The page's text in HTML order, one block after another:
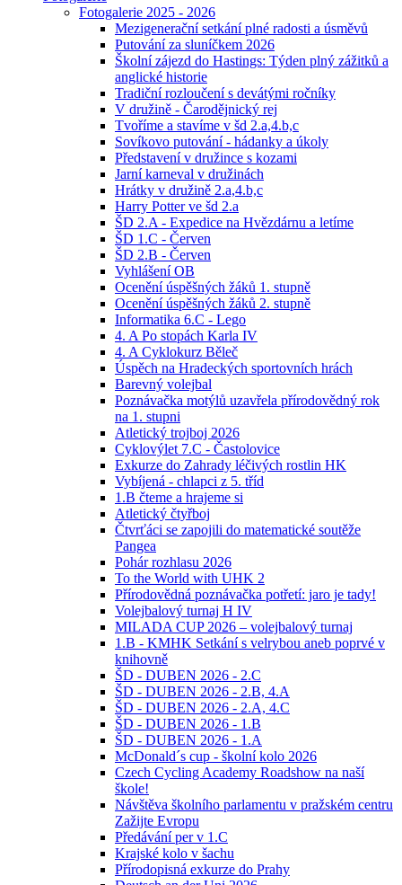
Fotogalerie 2025 - 2026
Mezigenerační setkání plné radosti a úsměvů
Putování za sluníčkem 2026
Školní zájezd do Hastings: Týden plný zážitků a
anglické historie
Tradiční rozloučení s devátými ročníky
V družině - Čarodějnický rej
Tvoříme a stavíme v šd 2.a,4.b,c
Sovíkovo putování - hádanky a úkoly
Představení v družince s kozami
Jarní karneval v družinách
Hrátky v družině 2.a,4.b,c
Harry Potter ve šd 2.a
ŠD 2.A - Expedice na Hvězdárnu a letíme
ŠD 1.C - Červen
ŠD 2.B - Červen
Vyhlášení OB
Ocenění úspěšných žáků 1. stupně
Ocenění úspěšných žáků 2. stupně
Informatika 6.C - Lego
4. A Po stopách Karla IV
4. A Cyklokurz Běleč
Úspěch na Hradeckých sportovních hrách
Barevný volejbal
Poznávačka motýlů uzavřela přírodovědný rok
na 1. stupni
Atletický trojboj 2026
Cyklovýlet 7.C - Častolovice
Exkurze do Zahrady léčivých rostlin HK
Vybíjená - chlapci z 5. tříd
1.B čteme a hrajeme si
Atletický čtyřboj
Čtvrťáci se zapojili do matematické soutěže
Pangea
Pohár rozhlasu 2026
To the World with UHK 2
Přírodovědná poznávačka potřetí: jaro je tady!
Volejbalový turnaj H IV
MILADA CUP 2026 – volejbalový turnaj
1.B - KMHK Setkání s velrybou aneb poprvé v
knihovně
ŠD - DUBEN 2026 - 2.C
ŠD - DUBEN 2026 - 2.B, 4.A
ŠD - DUBEN 2026 - 2.A, 4.C
ŠD - DUBEN 2026 - 1.B
ŠD - DUBEN 2026 - 1.A
McDonald´s cup - školní kolo 2026
Czech Cycling Academy Roadshow na naší
škole!
Návštěva školního parlamentu v pražském centru
Zažijte Evropu
Předávání per v 1.C
Krajské kolo v šachu
Přírodopisná exkurze do Prahy